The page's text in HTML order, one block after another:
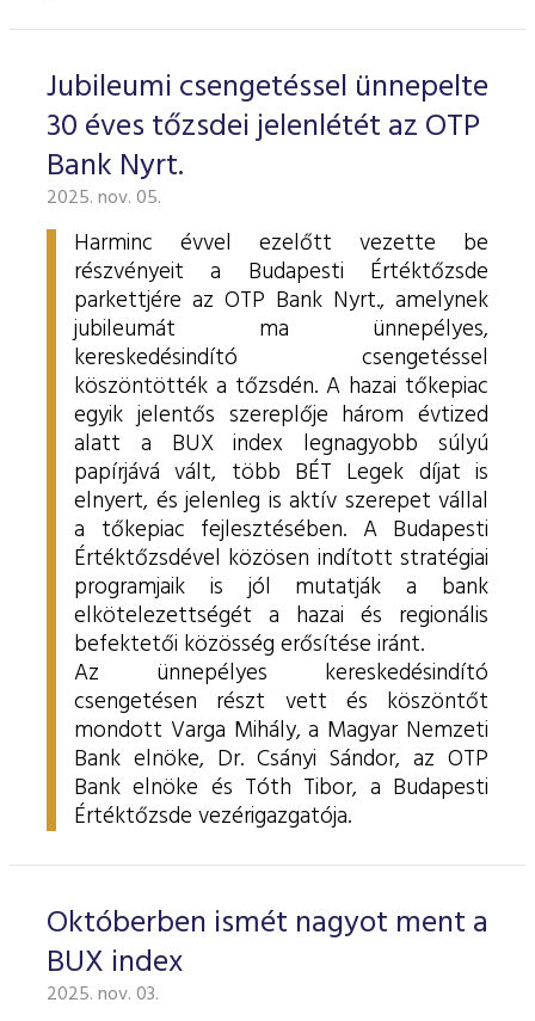
Jubileumi csengetéssel ünnepelte
30 éves tőzsdei jelenlétét az OTP
Bank Nyrt.
2025. nov. 05.
Harminc évvel ezelőtt vezette be
részvényeit a Budapesti Értéktőzsde
parkettjére az OTP Bank Nyrt., amelynek
jubileumát ma ünnepélyes,
kereskedésindító csengetéssel
köszöntötték a tőzsdén. A hazai tőkepiac
egyik jelentős szereplője három évtized
alatt a BUX index legnagyobb súlyú
papírjává vált, több BÉT Legek díjat is
elnyert, és jelenleg is aktív szerepet vállal
a tőkepiac fejlesztésében. A Budapesti
Értéktőzsdével közösen indított stratégiai
programjaik is jól mutatják a bank
elkötelezettségét a hazai és regionális
befektetői közösség erősítése iránt.
Az ünnepélyes kereskedésindító
csengetésen részt vett és köszöntőt
mondott Varga Mihály, a Magyar Nemzeti
Bank elnöke, Dr. Csányi Sándor, az OTP
Bank elnöke és Tóth Tibor, a Budapesti
Értéktőzsde vezérigazgatója.
Októberben ismét nagyot ment a
BUX index
2025. nov. 03.